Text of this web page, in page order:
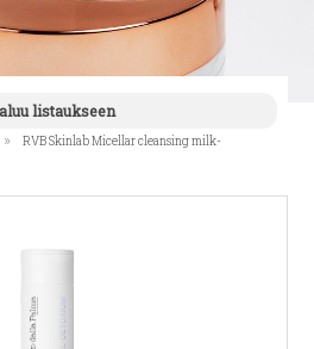
listaukseen
»
RVB Skinlab Micellar cleansing milk-